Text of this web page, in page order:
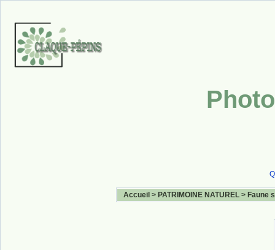
Accueil > PATRIMOINE NATUREL > Faune